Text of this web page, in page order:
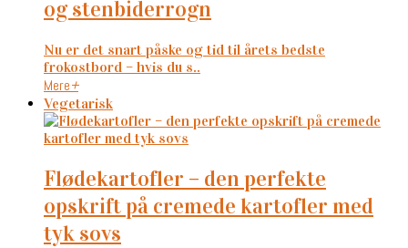
og stenbiderrogn
Nu er det snart påske og tid til årets bedste
frokostbord – hvis du s..
Mere+
Vegetarisk
flødekartofler – den perfekte
opskrift på cremede kartofler med
tyk sovs